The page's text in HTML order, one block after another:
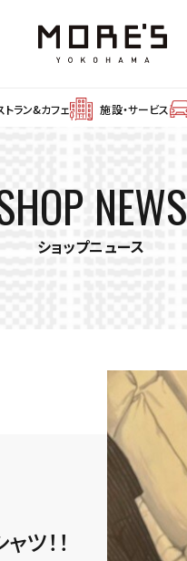
トラン&カフェ 施設・サービス
NEWS
ショップニュース
ツ！！